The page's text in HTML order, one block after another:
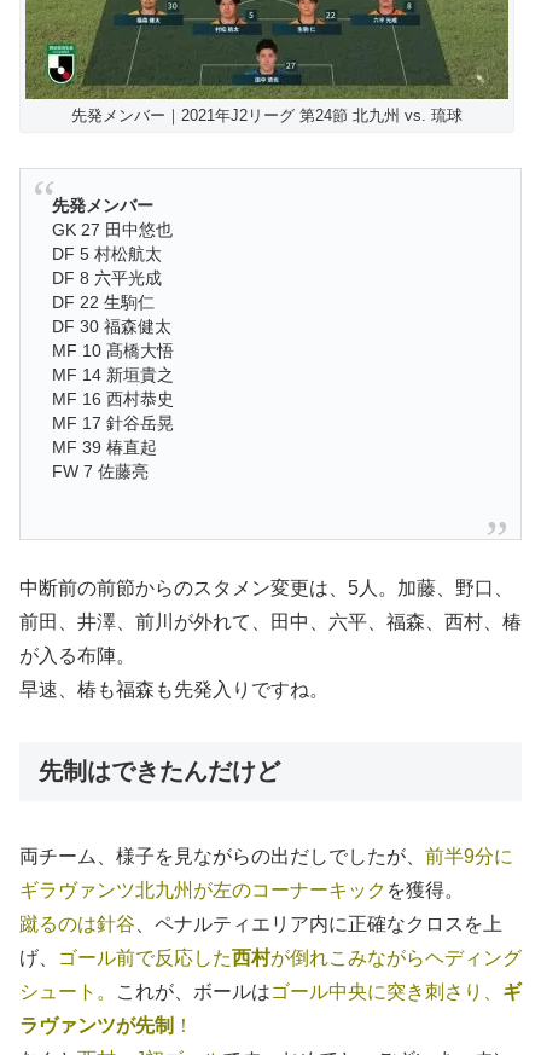
先発メンバー｜2021年J2リーグ 第24節 北九州 vs. 琉球
先発メンバー
GK 27 田中悠也
DF 5 村松航太
DF 8 六平光成
DF 22 生駒仁
DF 30 福森健太
MF 10 髙橋大悟
MF 14 新垣貴之
MF 16 西村恭史
MF 17 針谷岳晃
MF 39 椿直起
FW 7 佐藤亮
中断前の前節からのスタメン変更は、5人。加藤、野口、
前田、井澤、前川が外れて、田中、六平、福森、西村、椿
が入る布陣。
早速、椿も福森も先発入りですね。
先制はできたんだけど
両チーム、様子を見ながらの出だしでしたが、 前半9分に
ギラヴァンツ北九州が左のコーナーキック を獲得。
蹴るのは針谷 、ペナルティエリア内に正確なクロスを上
げ、
ゴール前で反応した西村が倒れこみながらヘディング
シュート。
これが、ボールはゴール中央に突き刺さり、 ギ
ラヴァンツが先制 ！